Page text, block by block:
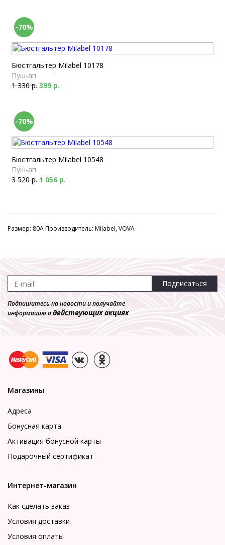
-70%
Бюстгальтер Milabel 10178
Пуш-ап
1 330 р. 399 р.
-70%
Бюстгальтер Milabel 10548
Пуш-ап
3 520 р. 1 056 р.
Размер: 80A Производитель: Milabel, VOVA
Подписаться
Подпишитесь на новости и получайте
информацию одействующих акциях
Магазины
Адреса
Бонусная карта
Активация бонусной карты
Подарочный сертификат
Интернет-магазин
Как сделать заказ
Условия доставки
Условия оплаты